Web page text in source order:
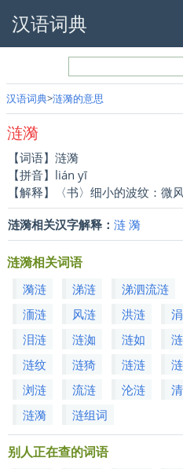
汉语词典
汉语词典 涟漪的意思
涟漪
【词语】涟漪
【拼音】lián yī
【解释】〈书〉细小的波纹：微
涟漪相关汉字解释： 涟 漪
涟漪相关词语
漪涟 涕涟 涕泗流涟
洏涟
风涟 洪涟
泪涟
涟洳 涟如
涟纹
涟猗 涟涟
浏涟
流涟 沦涟
涟漪
涟组词
别人正在查的词语